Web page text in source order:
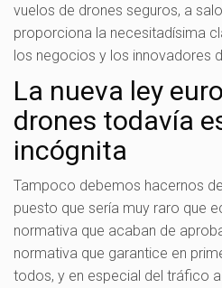
vuelos de drones seguros, a
proporciona la necesitadísima
los negocios y los innovadores
La nueva ley
drones todavía
incógnita
Tampoco debemos hacernos
puesto que sería muy raro que
normativa que acaban de
normativa que garantice en
todos, y en especial del tráfico